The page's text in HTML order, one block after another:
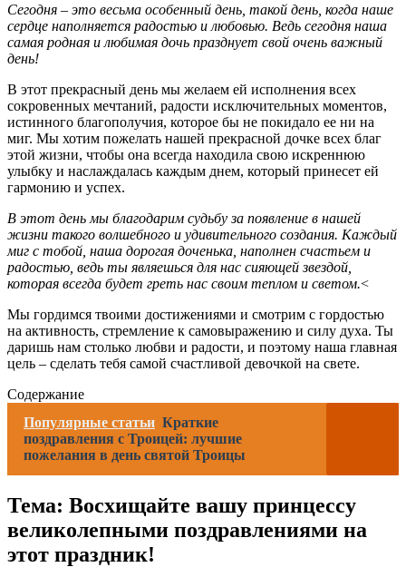
Сегодня – это весьма особенный день, такой день, когда наше
сердце наполняется радостью и любовью. Ведь сегодня наша
самая родная и любимая дочь празднует свой очень важный
день!
В этот прекрасный день мы желаем ей исполнения всех
сокровенных мечтаний, радости исключительных моментов,
истинного благополучия, которое бы не покидало ее ни на
миг. Мы хотим пожелать нашей прекрасной дочке всех благ
этой жизни, чтобы она всегда находила свою искреннюю
улыбку и наслаждалась каждым днем, который принесет ей
гармонию и успех.
В этот день мы благодарим судьбу за появление в нашей
жизни такого волшебного и удивительного создания. Каждый
миг с тобой, наша дорогая доченька, наполнен счастьем и
радостью, ведь ты являешься для нас сияющей звездой,
которая всегда будет греть нас своим теплом и светом.<
Мы гордимся твоими достижениями и смотрим с гордостью
на активность, стремление к самовыражению и силу духа. Ты
даришь нам столько любви и радости, и поэтому наша главная
цель – сделать тебя самой счастливой девочкой на свете.
Содержание
Популярные статьи Краткие
поздравления с Троицей: лучшие
пожелания в день святой Троицы
Тема: Восхищайте вашу принцессу
великолепными поздравлениями на
этот праздник!